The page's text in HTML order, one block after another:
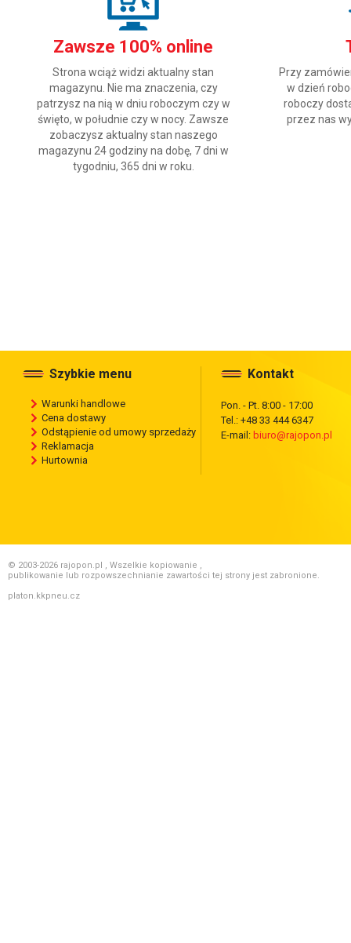
Zawsze 100% online
Strona wciąż widzi aktualny stan
magazynu. Nie ma znaczenia, czy
patrzysz na nią w dniu roboczym czy w
święto, w południe czy w nocy. Zawsze
zobaczysz aktualny stan naszego
magazynu 24 godziny na dobę, 7 dni w
tygodniu, 365 dni w roku.
Przy
w dzień
roboczy
przez nas
Szybkie menu
Warunki handlowe
Cena dostawy
Odstąpienie od umowy sprzedaży
Reklamacja
Hurtownia
Kontakt
Pon. - Pt. 8:00 - 17:00
Tel.: +48 33 444 6347
E-mail: biuro@rajopon.pl
© 2003-2026 rajopon.pl , Wszelkie kopiowanie ,
publikowanie lub rozpowszechnianie zawartości tej strony jest zabronione.
platon.kkpneu.cz